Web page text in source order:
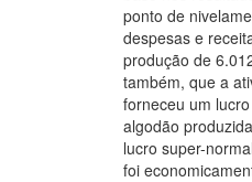
ponto de
despesas e
produção de
também, que a
forneceu um
algodão
lucro super-
foi